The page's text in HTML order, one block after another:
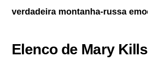
verdadeira montanha-russa
Elenco de Mary